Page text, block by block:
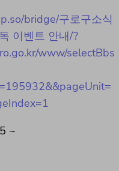
bridge/구로구소식
이벤트 안내/?
www/selectBbs
~